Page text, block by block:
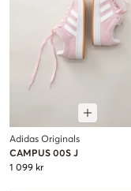
Adidas Originals
CAMPUS 00S J
1 099 kr